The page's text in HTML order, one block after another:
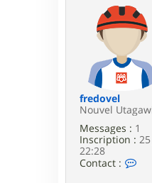
fredovel
Nouvel
Messages : 1
Inscription :
22:28
Contact :